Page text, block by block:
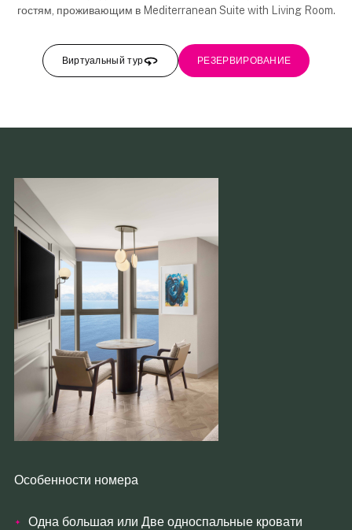
гостям, проживающим в Mediterranean Suite with Living Room.
Виртуальный тур РЕЗЕРВИРОВАНИЕ
Особенности номера
Одна большая или Две односпальные кровати